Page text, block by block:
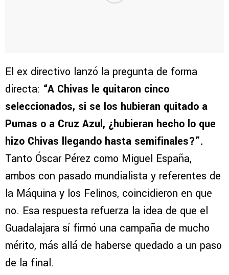
El ex directivo lanzó la pregunta de forma
directa: “A Chivas le quitaron cinco
seleccionados, si se los hubieran quitado a
Pumas o a Cruz Azul, ¿hubieran hecho lo que
hizo Chivas llegando hasta semifinales?”.
Tanto Óscar Pérez como Miguel España,
ambos con pasado mundialista y referentes de
la Máquina y los Felinos, coincidieron en que
no. Esa respuesta refuerza la idea de que el
Guadalajara sí firmó una campaña de mucho
mérito, más allá de haberse quedado a un paso
de la final.